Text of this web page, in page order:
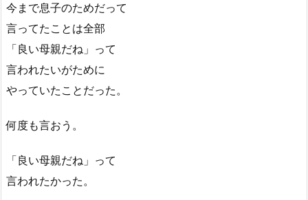
今まで息子のためだって
言ってたことは全部
「良い母親だね」って
言われたいがために
やっていたことだった。
何度も言おう。
「良い母親だね」って
言われたかった。